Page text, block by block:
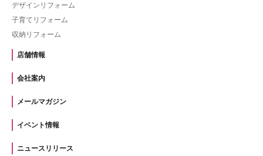
デザインリフォーム
子育てリフォーム
収納リフォーム
店舗情報
会社案内
メールマガジン
イベント情報
ニュースリリース